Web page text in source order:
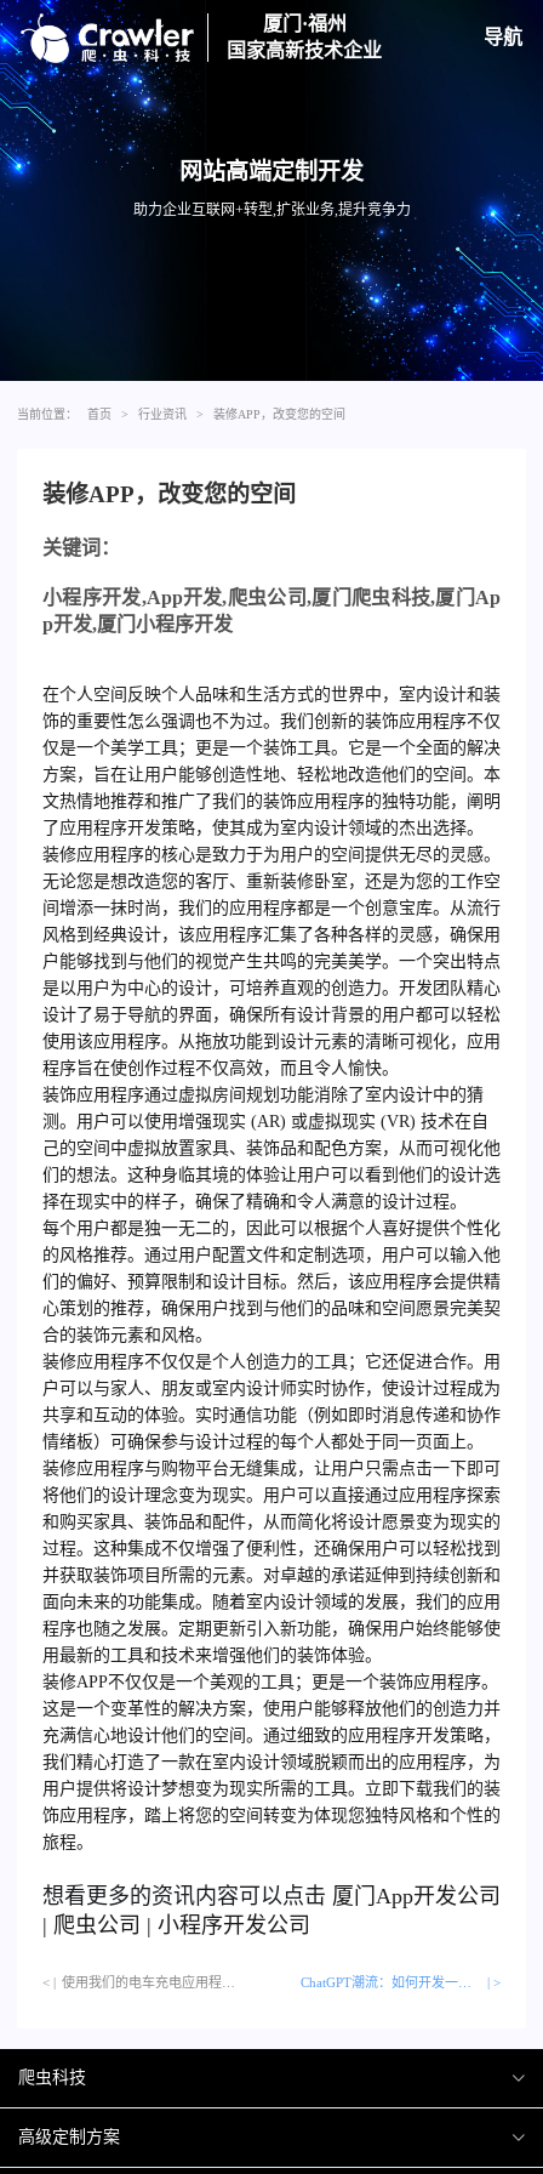
厦门·福州
国家高新技术企业
导航
网站高端定制开发
助力企业互联网+转型,扩张业务,提升竞争力
当前位置： 首页 > 行业资讯 > 装修APP，改变您的空间
装修APP，改变您的空间
关键词：
小程序开发,App开发,爬虫公司,厦门爬虫科技,厦门 Ap
p开发,厦门小程序开发
在个人空间反映个人品味和生活方式的世界中，室内设计和装
饰的重要性怎么强调也不为过。我们创新的装饰应用程序不仅
仅是一个美学工具；更是一个装饰工具。它是一个全面的解决
方案，旨在让用户能够创造性地、轻松地改造他们的空间。本
文热情地推荐和推广了我们的装饰应用程序的独特功能，阐明
了应用程序开发策略，使其成为室内设计领域的杰出选择。
装修应用程序的核心是致力于为用户的空间提供无尽的灵感。
无论您是想改造您的客厅、重新装修卧室，还是为您的工作空
间增添一抹时尚，我们的应用程序都是一个创意宝库。从流行
风格到经典设计，该应用程序汇集了各种各样的灵感，确保用
户能够找到与他们的视觉产生共鸣的完美美学。 一个突出特点
是以用户为中心的设计，可培养直观的创造力。开发团队精心
设计了易于导航的界面，确保所有设计背景的用户都可以轻松
使用该应用程序。从拖放功能到设计元素的清晰可视化，应用
程序旨在使创作过程不仅高效，而且令人愉快。
装饰应用程序通过虚拟房间规划功能消除了室内设计中的猜
测。用户可以使用增强现实 (AR) 或虚拟现实 (VR) 技术在自
己的空间中虚拟放置家具、装饰品和配色方案，从而可视化他
们的想法。这种身临其境的体验让用户可以看到他们的设计选
择在现实中的样子，确保了精确和令人满意的设计过程。
每个用户都是独一无二的，因此可以根据个人喜好提供个性化
的风格推荐。通过用户配置文件和定制选项，用户可以输入他
们的偏好、预算限制和设计目标。然后，该应用程序会提供精
心策划的推荐，确保用户找到与他们的品味和空间愿景完美契
合的装饰元素和风格。
装修应用程序不仅仅是个人创造力的工具；它还促进合作。用
户可以与家人、朋友或室内设计师实时协作，使设计过程成为
共享和互动的体验。实时通信功能（例如即时消息传递和协作
情绪板）可确保参与设计过程的每个人都处于同一页面上。
装修应用程序与购物平台无缝集成，让用户只需点击一下即可
将他们的设计理念变为现实。用户可以直接通过应用程序探索
和购买家具、装饰品和配件，从而简化将设计愿景变为现实的
过程。这种集成不仅增强了便利性，还确保用户可以轻松找到
并获取装饰项目所需的元素。 对卓越的承诺延伸到持续创新和
面向未来的功能集成。随着室内设计领域的发展，我们的应用
程序也随之发展。定期更新引入新功能，确保用户始终能够使
用最新的工具和技术来增强他们的装饰体验。
装修APP不仅仅是一个美观的工具；更是一个装饰应用程序。
这是一个变革性的解决方案，使用户能够释放他们的创造力并
充满信心地设计他们的空间。通过细致的应用程序开发策略，
我们精心打造了一款在室内设计领域脱颖而出的应用程序，为
用户提供将设计梦想变为现实所需的工具。立即下载我们的装
饰应用程序，踏上将您的空间转变为体现您独特风格和个性的
旅程。
想看更多的资讯内容可以点击 厦门 App开发公司
| 爬虫公司 | 小程序开发公司
< | | >
爬虫科技
爬虫案例
高级定制方案